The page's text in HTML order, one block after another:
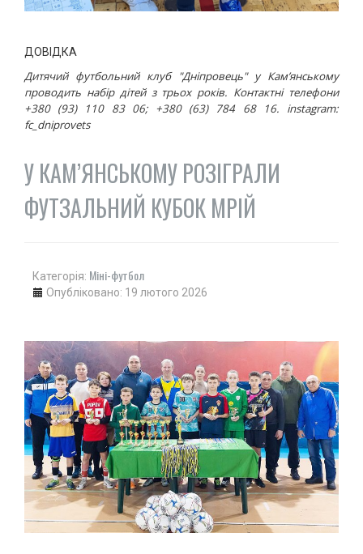
ДОВІДКА
Дитячий футбольний клуб "Дніпровець" у Камʼянському
проводить набір дітей з трьох років. Контактні телефони
+380 (93) 110 83 06; +380 (63) 784 68 16. instagram:
fc_dniprovets
У КАМ’ЯНСЬКОМУ РОЗІГРАЛИ
ФУТЗАЛЬНИЙ КУБОК МРІЙ
Категорія: Міні-футбол
Опубліковано: 19 лютого 2026